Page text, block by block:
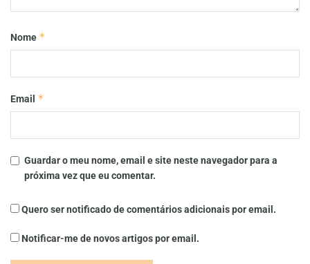
Nome *
Email *
Guardar o meu nome, email e site neste navegador para a
próxima vez que eu comentar.
Quero ser notificado de comentários adicionais por email.
Notificar-me de novos artigos por email.